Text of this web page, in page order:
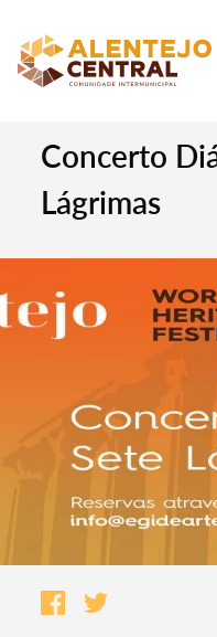
Concerto
Lágrimas